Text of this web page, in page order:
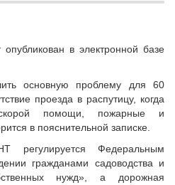
данных
муниципальных образований
в электронной базе
основную проблему для 60
проезда в распутицу, когда
помощи, пожарные и
в пояснительной записке.
регулируется Федеральным
гражданами садоводства и
нужд», а дорожная